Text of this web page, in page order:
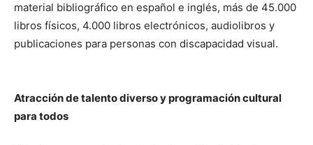
material bibliográfico en español e inglés, más de 45.000
libros físicos, 4.000 libros electrónicos, audiolibros y
publicaciones para personas con discapacidad visual.
Atracción de talento diverso y programación cultural
para todos